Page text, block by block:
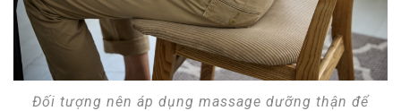
Đối tượng nên áp dụng massage dưỡng thận để